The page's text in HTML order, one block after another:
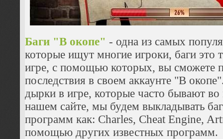
Баги "В окопе" - одна из самых
которые ищут многие игроки, баги это
игре, с помощью которых, вы сможете
последствия в своем аккаунте "В
дырки в игре, которые часто бывают
нашем сайте, мы будем выкладывать
программ как: Charles, Cheat Engine,
помощью других известных программ.